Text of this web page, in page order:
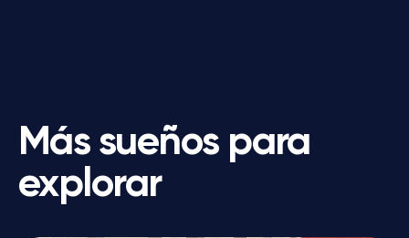
Más sueños para
explorar